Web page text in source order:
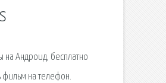
на Андроид, бесплатно
фильм на телефон.